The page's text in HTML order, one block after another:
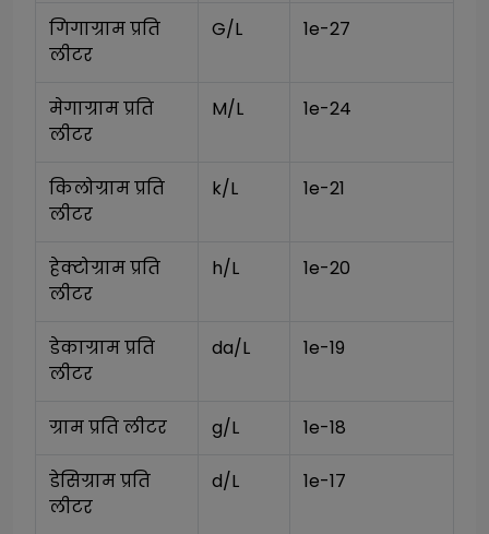
गिगाग्राम प्रति
लीटर
G/L 1e-27
मेगाग्राम प्रति
लीटर
M/L 1e-24
किलोग्राम प्रति
लीटर
k/L 1e-21
हेक्टोग्राम प्रति
लीटर
h/L 1e-20
डेकाग्राम प्रति
लीटर
da/L 1e-19
ग्राम प्रति लीटर g/L 1e-18
डेसिग्राम प्रति
लीटर
d/L 1e-17